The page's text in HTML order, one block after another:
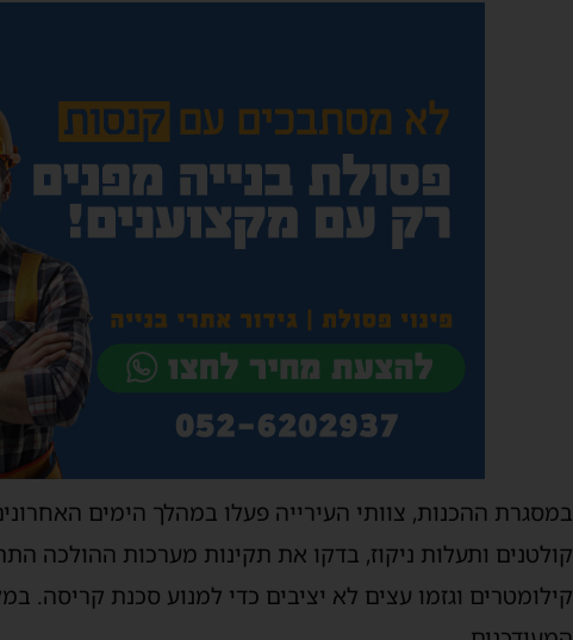
במסגרת ההכנות, צוותי העירייה פעלו במהלך הימים
קולטנים ותעלות ניקוז, בדקו את תקינות מערכות ההולכה
קילומטרים וגזמו עצים לא יציבים כדי למנוע סכנת קריסה.